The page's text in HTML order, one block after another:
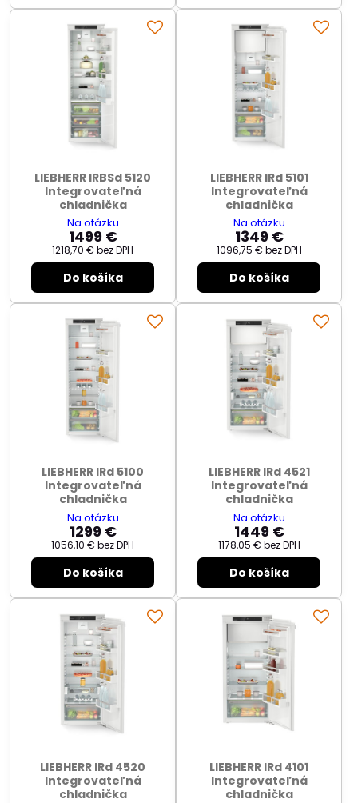
LIEBHERR IRBSd 5120
Integrovateľná
chladnička
Na otázku
1499 €
1218,70 € bez DPH
Do košíka
LIEBHERR IRd 5101
Integrovateľná
chladnička
Na otázku
1349 €
1096,75 € bez DPH
Do košíka
LIEBHERR IRd 5100
Integrovateľná
chladnička
Na otázku
1299 €
1056,10 € bez DPH
Do košíka
LIEBHERR IRd 4521
Integrovateľná
chladnička
Na otázku
1449 €
1178,05 € bez DPH
Do košíka
LIEBHERR IRd 4520
Integrovateľná
chladnička
LIEBHERR IRd 4101
Integrovateľná
chladnička